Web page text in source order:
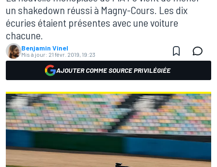
un shakedown réussi à Magny-Cours. Les dix
écuries étaient présentes avec une voiture
chacune.
Benjamin Vinel
Mis à jour: 21 févr. 2019, 19:23
AJOUTER COMME SOURCE PRIVILÉGIÉE